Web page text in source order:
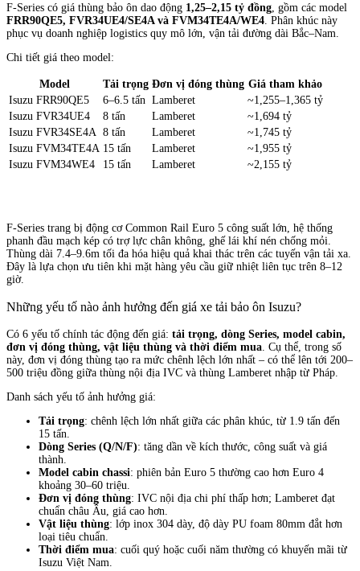
F-Series có giá thùng bảo ôn dao động 1,25–2,15 tỷ đồng , gồm các model
FRR90QE5, FVR34UE4/SE4A và FVM34TE4A/WE4 . Phân khúc này
phục vụ doanh nghiệp logistics quy mô lớn, vận tải đường dài Bắc–Nam.
Chi tiết giá theo model:
Model Tải trọng Đơn vị đóng thùng Giá tham khảo
Isuzu FRR90QE5
6–6.5 tấn Lamberet
~1,255–1,365 tỷ
Isuzu FVR34UE4
8 tấn Lamberet
~1,694 tỷ
Isuzu FVR34SE4A 8 tấn Lamberet
~1,745 tỷ
Isuzu FVM34TE4A 15 tấn Lamberet
~1,955 tỷ
Isuzu FVM34WE4
15 tấn Lamberet ~2,155 tỷ
F-Series trang bị động cơ Common Rail Euro 5 công suất lớn, hệ thống
phanh đầu mạch kép có trợ lực chân không, ghế lái khí nén chống mỏi.
Thùng dài 7.4–9.6m tối đa hóa hiệu quả khai thác trên các tuyến vận tải xa.
Đây là lựa chọn ưu tiên khi mặt hàng yêu cầu giữ nhiệt liên tục trên 8–12
giờ.
Những yếu tố nào ảnh hưởng đến giá xe tải bảo ôn Isuzu?
Có 6 yếu tố chính tác động đến giá: tải trọng, dòng Series, model cabin,
đơn vị đóng thùng, vật liệu thùng và thời điểm mua. Cụ thể, trong số
này, đơn vị đóng thùng tạo ra mức chênh lệch lớn nhất – có thể lên tới 200–
500 triệu đồng giữa thùng nội địa IVC và thùng Lamberet nhập từ Pháp.
Danh sách yếu tố ảnh hưởng giá:
Tải trọng: chênh lệch lớn nhất giữa các phân khúc, từ 1.9 tấn đến
15 tấn.
Dòng Series (Q/N/F): tăng dần về kích thước, công suất và giá
thành.
Model cabin chassi: phiên bản Euro 5 thường cao hơn Euro 4
khoảng 30–60 triệu.
Đơn vị đóng thùng: IVC nội địa chi phí thấp hơn; Lamberet đạt
chuẩn châu Âu, giá cao hơn.
Vật liệu thùng: lớp inox 304 dày, độ dày PU foam 80mm đắt hơn
loại tiêu chuẩn.
Thời điểm mua: cuối quý hoặc cuối năm thường có khuyến mãi từ
Isuzu Việt Nam.